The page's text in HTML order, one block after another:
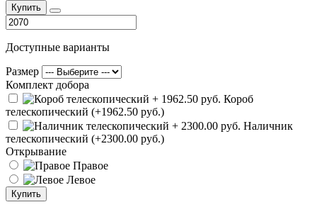
Купить
Доступные варианты
Размер
Комплект добора
Короб
телескопический (+1962.50 руб.)
Наличник
телескопический (+2300.00 руб.)
Открывание
Правое
Левое
Купить